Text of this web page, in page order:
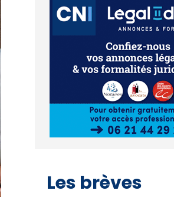
Les brèves